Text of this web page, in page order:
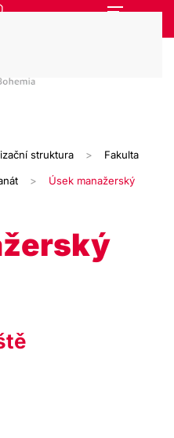
struktura Fakulta
Úsek manažerský